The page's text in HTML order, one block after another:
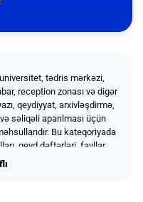
tədris mərkəzi,
reception zonası və digər
qeydiyyat, arxivləşdirmə,
səliqəli aparılması üçün
Bu kateqoriyada
qeyd dəftərləri, fayllar,
stepler və stepler